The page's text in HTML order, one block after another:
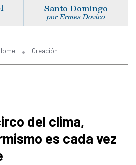
Santo Domingo
por Ermes Dovico
Creación
del clima,
es cada vez